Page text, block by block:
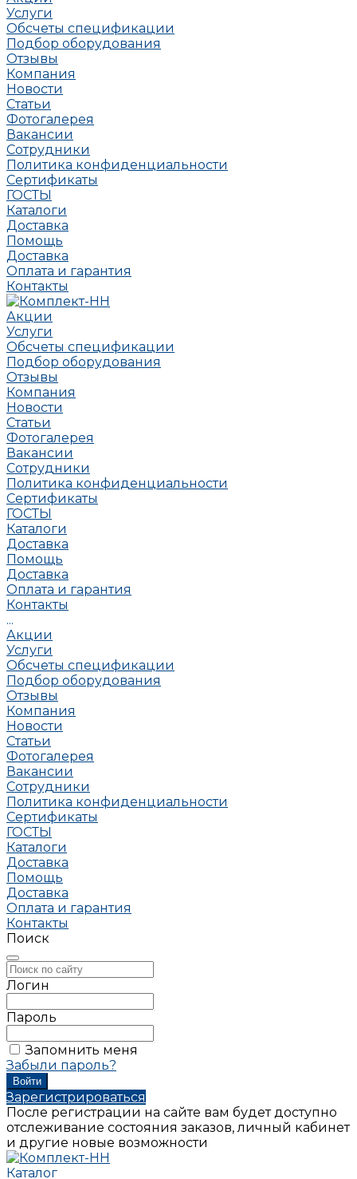
Услуги
Обсчеты спецификации
Подбор оборудования
Отзывы
Компания
Новости
Статьи
Фотогалерея
Вакансии
Сотрудники
Политика конфиденциальности
Сертификаты
ГОСТЫ
Каталоги
Доставка
Помощь
Доставка
Оплата и гарантия
Контакты
Акции
Услуги
Обсчеты спецификации
Подбор оборудования
Отзывы
Компания
Новости
Статьи
Фотогалерея
Вакансии
Сотрудники
Политика конфиденциальности
Сертификаты
ГОСТЫ
Каталоги
Доставка
Помощь
Доставка
Оплата и гарантия
Контакты
...
Акции
Услуги
Обсчеты спецификации
Подбор оборудования
Отзывы
Компания
Новости
Статьи
Фотогалерея
Вакансии
Сотрудники
Политика конфиденциальности
Сертификаты
ГОСТЫ
Каталоги
Доставка
Помощь
Доставка
Оплата и гарантия
Контакты
Поиск
Логин
Пароль
Запомнить меня
Забыли пароль?
Зарегистрироваться
После регистрации на сайте вам будет доступно
отслеживание состояния заказов, личный кабинет
и другие новые возможности
Каталог